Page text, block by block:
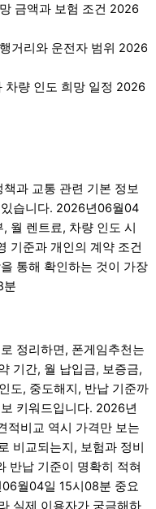
금액과 보험 조건 2026
거리와 운전자 범위 2026
차량 인도 희망 일정 2026
과 교통 관련 기본 정보
습니다. 2026년06월04
월 렌트료, 차량 인도 시
기준과 개인의 계약 조건
통해 확인하는 것이 가장
분
정리하면, 폰게임추천는
기간, 월 납입금, 보증금,
도, 중도해지, 반납 기준까
키워드입니다. 2026년
적비교 역시 가격만 보는
비교되는지, 보험과 정비
반납 기준이 명확히 적혀
월04일 15시08분 중요
실제 이용자가 궁금해하